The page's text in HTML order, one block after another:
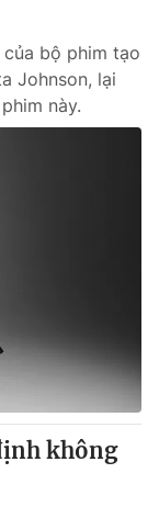
bộ phim tạo
Johnson, lại
này.
không